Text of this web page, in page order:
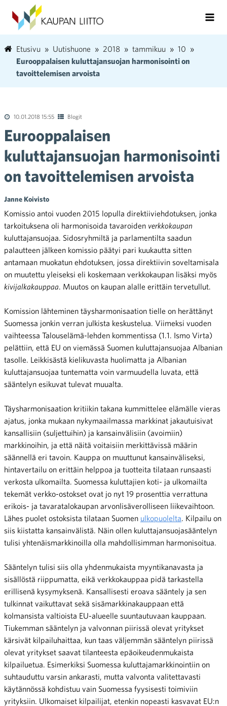
Etusivu Uutishuone 2018 tammikuu
10
Eurooppalaisen kuluttajansuojan harmonisointi on
tavoittelemisen arvoista
10.01.2018 15:55 Blogit
Eurooppalaisen
kuluttajansuojan harmonisointi
on tavoittelemisen arvoista
Janne Koivisto
Komissio antoi vuoden 2015 lopulla direktiiviehdotuksen, jonka
tarkoituksena oli harmonisoida tavaroiden verkkokaupan
kuluttajansuojaa. Sidosryhmiltä ja parlamentilta saadun
palautteen jälkeen komissio päätyi pari kuukautta sitten
antamaan muokatun ehdotuksen, jossa direktiivin soveltamisala
on muutettu yleiseksi eli koskemaan verkkokaupan lisäksi myös
kivijalkakauppaa. Muutos on kaupan alalle erittäin tervetullut.
Komission lähteminen täysharmonisaation tielle on herättänyt
Suomessa jonkin verran julkista keskustelua. Viimeksi vuoden
vaihteessa Talouselämä-lehden kommentissa (1.1. Ismo Virta)
pelättiin, että EU on viemässä Suomen kuluttajansuojaa Albanian
tasolle. Leikkisästä kielikuvasta huolimatta ja Albanian
kuluttajansuojaa tuntematta voin varmuudella luvata, että
sääntelyn esikuvat tulevat muualta.
Täysharmonisaation kritiikin takana kummittelee elämälle vieras
ajatus, jonka mukaan nykymaailmassa markkinat jakautuisivat
kansallisiin (suljettuihin) ja kansainvälisiin (avoimiin)
markkinoihin, ja että näitä voitaisiin merkittävissä määrin
säännellä eri tavoin. Kauppa on muuttunut kansainväliseksi,
hintavertailu on erittäin helppoa ja tuotteita tilataan runsaasti
verkosta ulkomailta. Suomessa kuluttajien koti- ja ulkomailta
tekemät verkko-ostokset ovat jo nyt 19 prosenttia verrattuna
erikois- ja tavaratalokaupan arvonlisäverolliseen liikevaihtoon.
Lähes puolet ostoksista tilataan Suomen ulkopuolelta. Kilpailu on
siis kiistatta kansainvälistä. Näin ollen kuluttajansuojasääntelyn
tulisi yhtenäismarkkinoilla olla mahdollisimman harmonisoitua.
Sääntelyn tulisi siis olla yhdenmukaista myyntikanavasta ja
sisällöstä riippumatta, eikä verkkokauppaa pidä tarkastella
erillisenä kysymyksenä. Kansallisesti eroava sääntely ja sen
tulkinnat vaikuttavat sekä sisämarkkinakauppaan että
kolmansista valtioista EU-alueelle suuntautuvaan kauppaan.
Tiukemman sääntelyn ja valvonnan piirissä olevat yritykset
kärsivät kilpailuhaittaa, kun taas väljemmän sääntelyn piirissä
olevat yritykset saavat tilanteesta epäoikeudenmukaista
kilpailuetua. Esimerkiksi Suomessa kuluttajamarkkinointiin on
suhtauduttu varsin ankarasti, mutta valvonta valitettavasti
käytännössä kohdistuu vain Suomessa fyysisesti toimiviin
yrityksiin. Ulkomaiset kilpailijat, etenkin nopeasti kasvavat EU:n